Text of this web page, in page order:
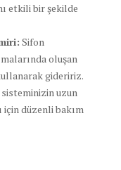
etkili bir şekilde
Sifon
oluşan
gideririz.
uzun
için düzenli bakım